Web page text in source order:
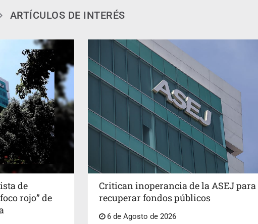
ARTÍCULOS DE INTERÉS
de
rojo” de
Critican inoperancia de la ASEJ para
recuperar fondos públicos
6 de Agosto de 2026